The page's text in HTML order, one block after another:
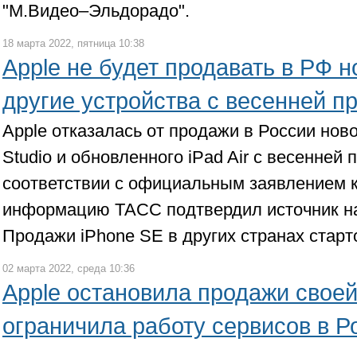
"М.Видео–Эльдорадо".
18 марта 2022, пятница 10:38
Apple не будет продавать в РФ
другие устройства с весенней
Apple отказалась от продажи в России
Studio и обновленного iPad Air с весенней
соответствии с официальным заявлением
информацию ТАСС подтвердил источник
Продажи iPhone SE в других странах
02 марта 2022, среда 10:36
Apple остановила продажи
ограничила работу сервисов в